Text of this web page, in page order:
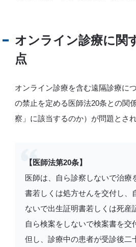
オンライン診療に関
点
オンライン診療を含む遠隔診療に
の禁止を定める医師法20条との関
察」に該当するのか）が問題とさ
【医師法第20条】
医師は、自ら診察しないで治療
書若しくは処方せんを交付し、
ないで出生証明書若しくは死産
自ら検案をしないで検案書を交
但し、診療中の患者が受診後二